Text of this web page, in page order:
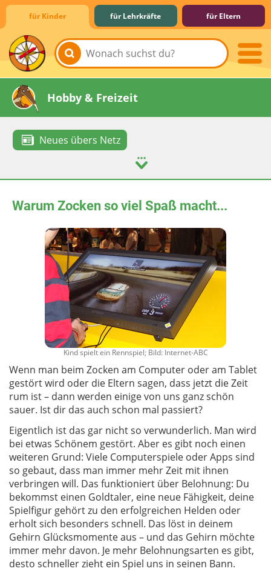
für Kinder für Lehrkräfte für Eltern
Lernen & Schule
Hobby & Freizeit
Neues übers Netz
Spiel & Spaß
Mitreden & Mitmachen
Warum Zocken so viel Spaß macht...
Kind spielt ein Rennspiel; Bild: Internet-ABC
Wenn man beim Zocken am Computer oder am Tablet
gestört wird oder die Eltern sagen, dass jetzt die Zeit
rum ist – dann werden einige von uns ganz schön
sauer. Ist dir das auch schon mal passiert?
Eigentlich ist das gar nicht so verwunderlich. Man wird
bei etwas Schönem gestört. Aber es gibt noch einen
weiteren Grund: Viele Computerspiele oder Apps sind
so gebaut, dass man immer mehr Zeit mit ihnen
verbringen will. Das funktioniert über Belohnung: Du
bekommst einen Goldtaler, eine neue Fähigkeit, deine
Spielfigur gehört zu den erfolgreichen Helden oder
erholt sich besonders schnell. Das löst in deinem
Gehirn Glücksmomente aus – und das Gehirn möchte
immer mehr davon. Je mehr Belohnungsarten es gibt,
desto schneller zieht ein Spiel uns in seinen Bann.